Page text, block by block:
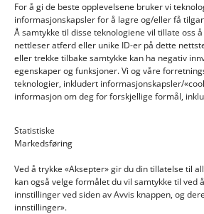
For å gi de beste opplevelsene bruker vi
informasjonskapsler for å lagre og/eller få
Å samtykke til disse teknologiene vil tillate oss
nettleser atferd eller unike ID-er på dette
eller trekke tilbake samtykke kan ha negativ
egenskaper og funksjoner. Vi og våre
teknologier, inkludert informasjonskapsler/
informasjon om deg for forskjellige formål,
Statistiske
Markedsføring
Ved å trykke «Aksepter» gir du din tillatelse til
kan også velge formålet du vil samtykke til ved
innstillinger ved siden av Avvis knappen, og
innstillinger».